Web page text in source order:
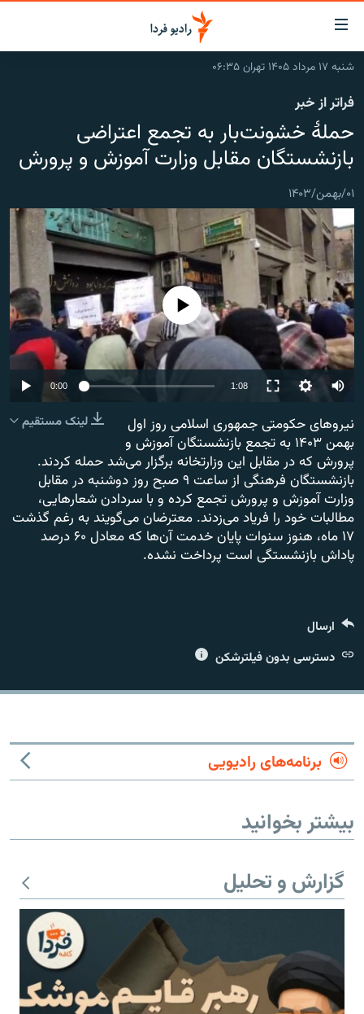
لینک‌های
قابلیت
دسترسی
بازگشت
منوی
اصلی
صفحه
جستجو
ایران
جهان
رادیو
انتخاب کنید و بشنوید
برنامه‌های رادیویی
فرکانس‌ها
پادکست
چندرسانه‌ای
گزارش‌های تصویری
گزارش‌های ویدئویی
زنان فردا
English
به ما بپیوندید
زبان‌های دیگر
شنبه ۱۷ مرداد ۱۴۰۵ تهران ۰۶:۳۵
فراتر از خبر
حملۀ خشونت‌بار به تجمع اعتراضی
بازنشستگان مقابل وزارت آموزش و پرورش
۰۱/بهمن/۱۴۰۳
Auto
240p
360p
480p
720p
1080p
No media source currently available
0:00 1:08
360p
480p
720p
1080p
لینک مستقیم
نیروهای حکومتی جمهوری اسلامی روز اول
بهمن ۱۴۰۳ به تجمع بازنشستگان آموزش و
پرورش که در مقابل این وزارتخانه برگزار می‌شد حمله کردند.
بازنشستگان فرهنگی از ساعت ۹ صبح روز دوشنبه در مقابل
وزارت آموزش و پرورش تجمع کرده و با سردادن شعارهایی،
مطالبات خود را فریاد می‌زدند. معترضان می‌گویند به رغم گذشت
۱۷ ماه، هنوز سنوات پایان خدمت آن‌ها که معادل ۶۰ درصد
پاداش بازنشستگی است پرداخت نشده.
ارسال
دسترسی بدون فیلترشکن
برنامه‌های رادیویی
بیشتر بخوانید
گزارش و تحلیل